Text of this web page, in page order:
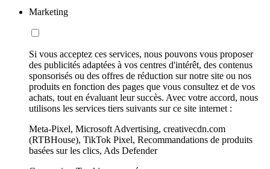
Marketing
Si vous acceptez ces services, nous pouvons vous proposer
des publicités adaptées à vos centres d'intérêt, des contenus
sponsorisés ou des offres de réduction sur notre site ou nos
produits en fonction des pages que vous consultez et de vos
achats, tout en évaluant leur succès. Avec votre accord, nous
utilisons les services tiers suivants sur ce site internet :
Meta-Pixel, Microsoft Advertising, creativecdn.com
(RTBHouse), TikTok Pixel, Recommandations de produits
basées sur les clics, Ads Defender